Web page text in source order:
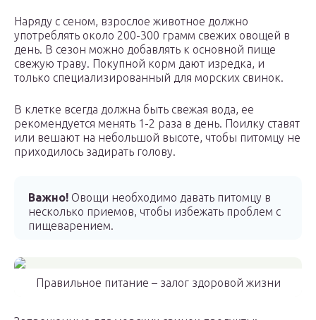
Наряду с сеном, взрослое животное должно
употреблять около 200-300 грамм свежих овощей в
день. В сезон можно добавлять к основной пище
свежую траву. Покупной корм дают изредка, и
только специализированный для морских свинок.
В клетке всегда должна быть свежая вода, ее
рекомендуется менять 1-2 раза в день. Поилку ставят
или вешают на небольшой высоте, чтобы питомцу не
приходилось задирать голову.
Важно! Овощи необходимо давать питомцу в
несколько приемов, чтобы избежать проблем с
пищеварением.
Правильное питание – залог здоровой жизни